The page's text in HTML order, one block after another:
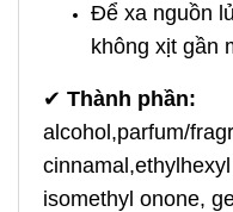
Để xa nguồn
không xịt gần
✔ Thành phần:
alcohol,parfum/
isomethyl onone,